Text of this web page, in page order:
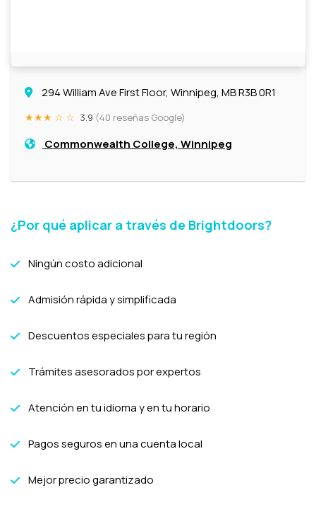
294 William Ave First Floor, Winnipeg, MB R3B 0R1
★★★ ☆ ☆ 3.9 (40 reseñas Google)
Commonwealth College, Winnipeg
¿Por qué aplicar a través de Brightdoors?
Ningún costo adicional
Admisión rápida y simplificada
Descuentos especiales para tu región
Trámites asesorados por expertos
Atención en tu idioma y en tu horario
Pagos seguros en una cuenta local
Mejor precio garantizado